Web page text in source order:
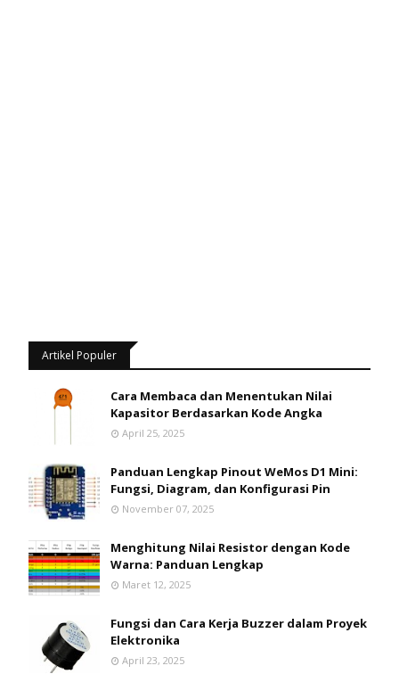
Artikel Populer
Cara Membaca dan Menentukan Nilai
Kapasitor Berdasarkan Kode Angka
April 25, 2025
Panduan Lengkap Pinout WeMos D1 Mini:
Fungsi, Diagram, dan Konfigurasi Pin
November 07, 2025
Menghitung Nilai Resistor dengan Kode
Warna: Panduan Lengkap
Maret 12, 2025
Fungsi dan Cara Kerja Buzzer dalam Proyek
Elektronika
April 23, 2025